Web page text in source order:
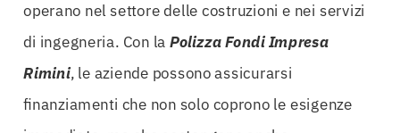
operano nel settore delle costruzioni e nei servizi
di ingegneria. Con laPolizza Fondi Impresa
Rimini, le aziende possono assicurarsi
finanziamenti che non solo coprono le esigenze